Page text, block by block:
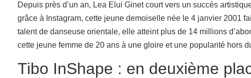
Depuis près d’un an, Lea Elui Ginet court vers un succès
grâce à Instagram, cette jeune demoiselle née le 4 janvier 2001
talent de danseuse orientale, elle atteint plus de 14 millions
cette jeune femme de 20 ans à une gloire et une popularité hors
Tibo InShape : en deuxième